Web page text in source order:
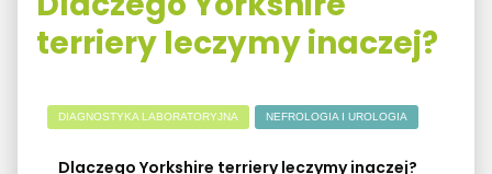
terriery leczymy inaczej?
DIAGNOSTYKA LABORATORYJNA NEFROLOGIA I UROLOGIA
Dlaczego Yorkshire terriery leczymy inaczej?